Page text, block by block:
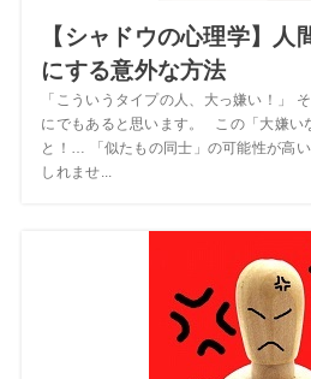
【シャドウの心理学】人
にする意外な方法
「こういうタイプの人、大っ嫌い！」
にでもあると思います。 この「大嫌い
と！… 「似たもの同士」の可能性が高
しれませ...